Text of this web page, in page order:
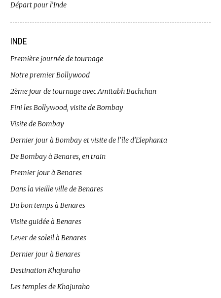
Départ pour l’Inde
INDE
Première journée de tournage
Notre premier Bollywood
2ème jour de tournage avec Amitabh Bachchan
Fini les Bollywood, visite de Bombay
Visite de Bombay
Dernier jour à Bombay et visite de l’île d’Elephanta
De Bombay à Benares, en train
Premier jour à Benares
Dans la vieille ville de Benares
Du bon temps à Benares
Visite guidée à Benares
Lever de soleil à Benares
Dernier jour à Benares
Destination Khajuraho
Les temples de Khajuraho